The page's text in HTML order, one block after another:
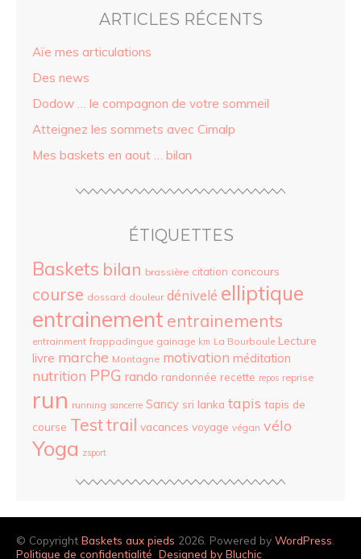
ARTICLES RÉCENTS
Aïe mes articulations
Des news
Dodow … le compagnon de votre sommeil
Atteignez les sommets avec Cimalp
Mes baskets en aout … bilan
ÉTIQUETTES
Baskets bilan brassière citation concours
course dossard douleur dénivelé elliptique
entrainement entrainements
entrainment frappadingue gainage km La Bourboule Lecture
livre marche Montagne motivation méditation
nutrition PPG rando randonnée recette repos reprise
run running sancerre Sancy sri lanka tapis tapis de
course Testtrail vacances voyage végan vélo
Yoga zsport
© Copyright Baskets aux pieds 2026. Powered by WordPress
Politique de confidentialité Designed by Bluchic